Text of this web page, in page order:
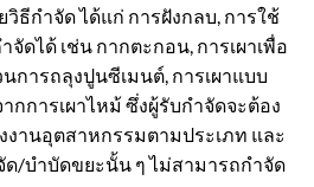
ธีกำจัด ได้แก่ การฝังกลบ, การใช้
ดได้ เช่น กากตะกอน, การเผาเพื่อ
การถลุงปูนซีเมนต์, การเผาแบบ
กการเผาไหม้ ซึ่งผู้รับกำจัดจะต้อง
านอุตสาหกรรมตามประเภท และ
/บำบัดขยะนั้น ๆ ไม่สามารถกำจัด